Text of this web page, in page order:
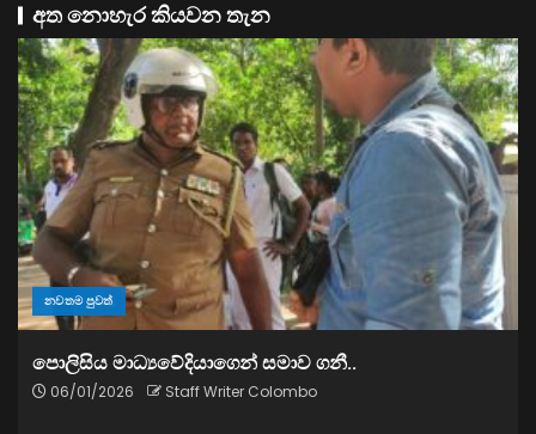
අත නොහැර කියවන තැන
නවතම පුවත්
පොලිසිය මාධ්‍යවේදියාගෙන් සමාව ගනී..
06/01/2026 Staff Writer Colombo